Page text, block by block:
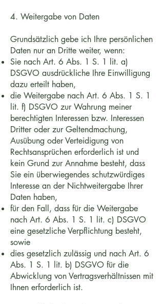
4. Weitergabe von Daten
Grundsätzlich gebe ich Ihre persönlichen
Daten nur an Dritte weiter, wenn:
Sie nach Art. 6 Abs. 1 S. 1 lit. a)
DSGVO ausdrückliche Ihre Einwilligung
dazu erteilt haben,
die Weitergabe nach Art. 6 Abs. 1 S. 1
lit. f) DSGVO zur Wahrung meiner
berechtigten Interessen bzw. Interessen
Dritter oder zur Geltendmachung,
Ausübung oder Verteidigung von
Rechtsansprüchen erforderlich ist und
kein Grund zur Annahme besteht, dass
Sie ein überwiegendes schutzwürdiges
Interesse an der Nichtweitergabe Ihrer
Daten haben,
für den Fall, dass für die Weitergabe
nach Art. 6 Abs. 1 S. 1 lit. c) DSGVO
eine gesetzliche Verpflichtung besteht,
sowie
dies gesetzlich zulässig und nach Art. 6
Abs. 1 S. 1 lit. b) DSGVO für die
Abwicklung von Vertragsverhältnissen mit
Ihnen erforderlich ist.